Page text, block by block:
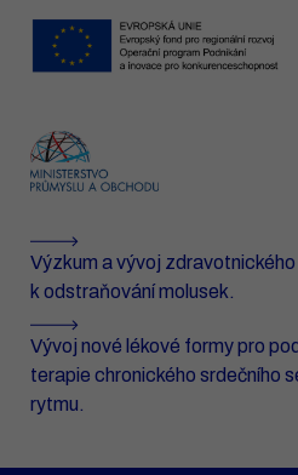
Výzkum a vývoj
k odstraňování molusek.
Vývoj nové lékové formy pro
terapie chronického srdečního
rytmu.